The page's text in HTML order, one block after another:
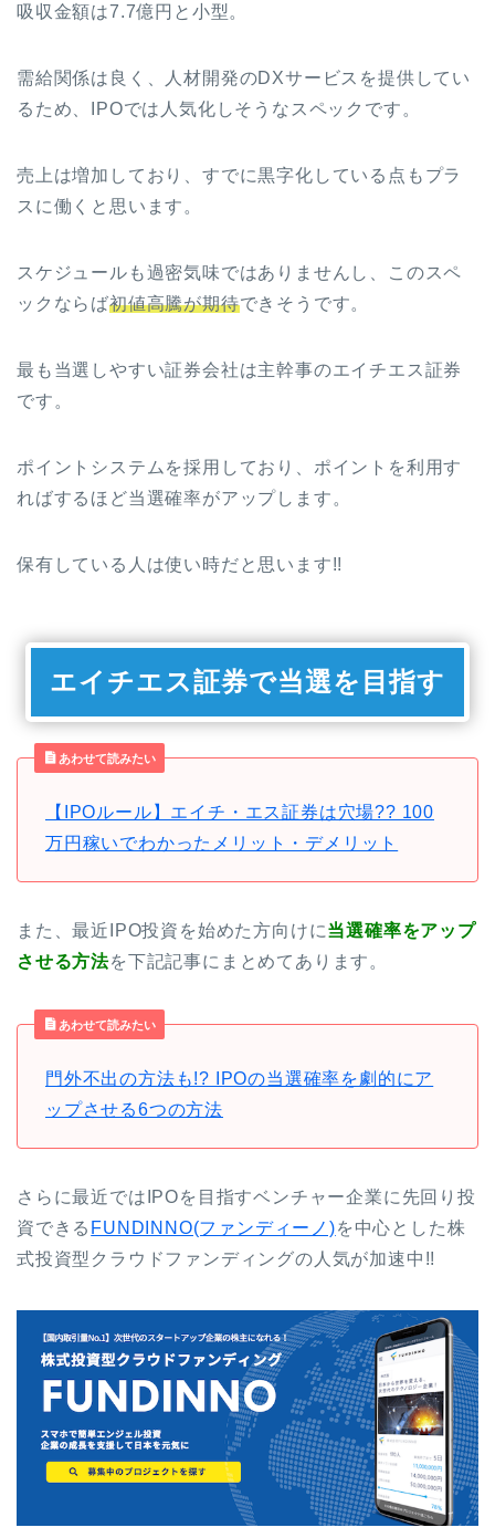
吸収金額は7.7億円と小型。
需給関係は良く、人材開発のDXサービスを提供してい
るため、IPOでは人気化しそうなスペックです。
売上は増加しており、すでに黒字化している点もプラ
スに働くと思います。
スケジュールも過密気味ではありませんし、このスペ
ックならば初値高騰が期待できそうです。
最も当選しやすい証券会社は主幹事のエイチエス証券
です。
ポイントシステムを採用しており、ポイントを利用す
ればするほど当選確率がアップします。
保有している人は使い時だと思います!!
エイチエス証券で当選を目指す
あわせて読みたい
【IPOルール】エイチ・エス証券は穴場?? 100
万円稼いでわかったメリット・デメリット
また、最近IPO投資を始めた方向けに当選確率をアップ
させる方法を下記記事にまとめてあります。
あわせて読みたい
門外不出の方法も!? IPOの当選確率を劇的にア
ップさせる6つの方法
さらに最近ではIPOを目指すベンチャー企業に先回り投
資できる FUNDINNO(ファンディーノ)を中心とした株
式投資型クラウドファンディングの人気が加速中!!